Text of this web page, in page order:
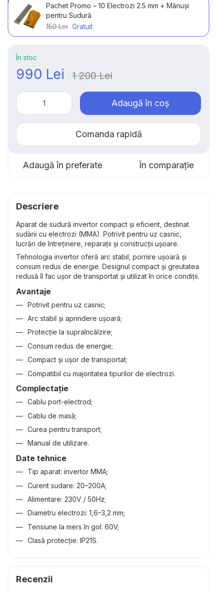
Pachet Promo – 10 Electrozi 2.5 mm + Mănuși
pentru Sudură
150 Lei Gratuit
În stoc
990 Lei 1 200 Lei
Adaugă în coș
Comanda rapidă
Adaugă în preferate În comparație
Descriere
Aparat de sudură invertor compact și eficient, destinat
sudării cu electrozi (MMA). Potrivit pentru uz casnic,
lucrări de întreținere, reparații și construcții ușoare.
Tehnologia invertor oferă arc stabil, pornire ușoară și
consum redus de energie. Designul compact și greutatea
redusă îl fac ușor de transportat și utilizat în orice condiții.
Avantaje
Potrivit pentru uz casnic;
Arc stabil și aprindere ușoară;
Protecție la supraîncălzire;
Consum redus de energie;
Compact și ușor de transportat;
Compatibil cu majoritatea tipurilor de electrozi.
Complectație
Cablu port-electrod;
Cablu de masă;
Curea pentru transport;
Manual de utilizare.
Date tehnice
Tip aparat: invertor MMA;
Curent sudare: 20–200A;
Alimentare: 230V / 50Hz;
Diametru electrozi: 1,6–3,2 mm;
Tensiune la mers în gol: 60V;
Clasă protecție: IP21S.
Recenzii